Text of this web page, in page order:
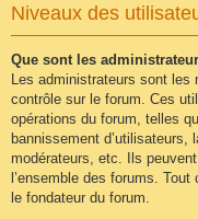
Niveaux des
Que sont les
Les administrateurs sont
contrôle sur le forum. Ces
opérations du forum, telles
bannissement d’utilisateurs,
modérateurs, etc. Ils
l’ensemble des forums.
le fondateur du forum.